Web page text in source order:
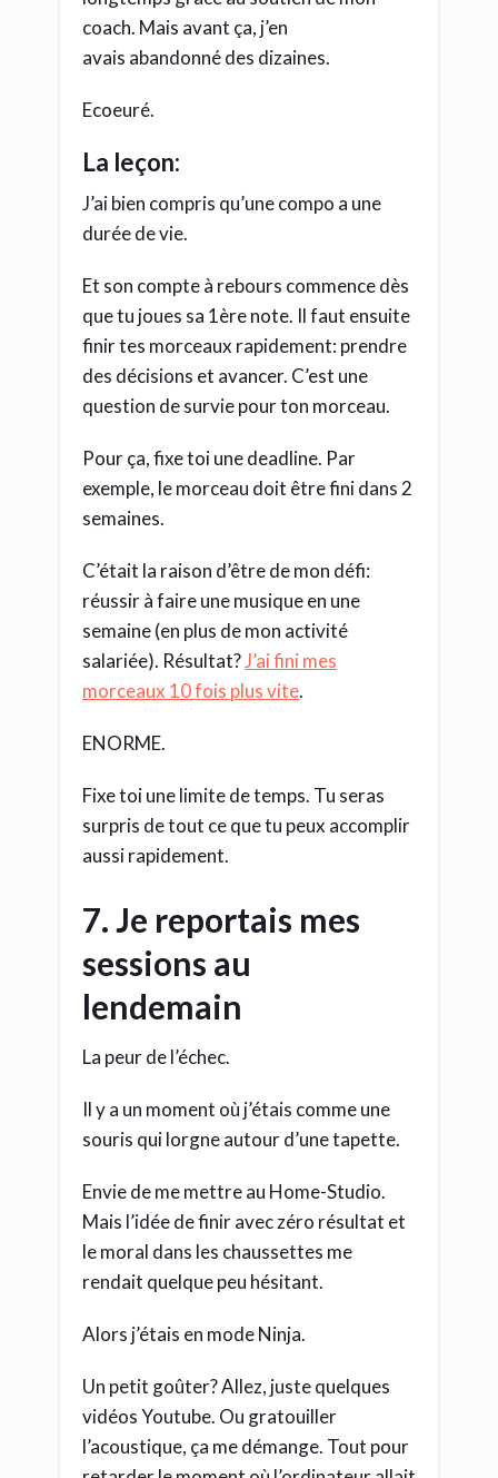
coach. Mais avant ça, j’en
avais abandonné des dizaines.
Ecoeuré.
La leçon:
J’ai bien compris qu’une compo a une
durée de vie.
Et son compte à rebours commence dès
que tu joues sa 1ère note. Il faut ensuite
finir tes morceaux rapidement: prendre
des décisions et avancer. C’est une
question de survie pour ton morceau.
Pour ça, fixe toi une deadline. Par
exemple, le morceau doit être fini dans 2
semaines.
C’était la raison d’être de mon défi:
réussir à faire une musique en une
semaine (en plus de mon activité
salariée). Résultat?J’ai fini mes
morceaux 10 fois plus vite.
ENORME.
Fixe toi une limite de temps. Tu seras
surpris de tout ce que tu peux accomplir
aussi rapidement.
7. Je reportais mes
sessions au
lendemain
La peur de l’échec.
Il y a un moment où j’étais comme une
souris qui lorgne autour d’une tapette.
Envie de me mettre au Home-Studio.
Mais l’idée de finir avec zéro résultat et
le moral dans les chaussettes me
rendait quelque peu hésitant.
Alors j’étais en mode Ninja.
Un petit goûter? Allez, juste quelques
vidéos Youtube. Ou gratouiller
l’acoustique, ça me démange. Tout pour